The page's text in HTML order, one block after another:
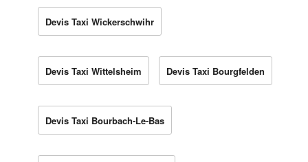
Devis Taxi Wickerschwihr
Devis Taxi Wittelsheim Devis Taxi Bourgfelden
Devis Taxi Bourbach-Le-Bas